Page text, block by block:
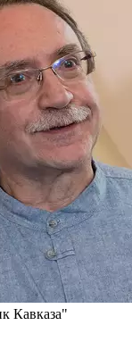
Кавказа"